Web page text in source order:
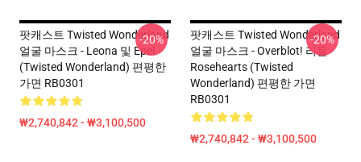
팟캐스트 Twisted Wonderland
얼굴 마스크 - Leona 및 Epel
(Twisted Wonderland) 편평한
가면 RB0301
₩2,740,842 - ₩3,100,500
-20%
팟캐스트 Twisted Wonderland
얼굴 마스크 - Overblot! 리들
Rosehearts (Twisted
Wonderland) 편평한 가면
RB0301
₩2,740,842 - ₩3,100,500
-20%